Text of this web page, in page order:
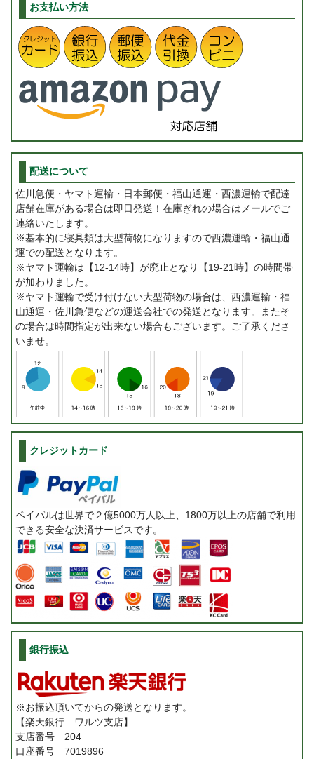
お支払い方法
配送について
佐川急便・ヤマト運輸・日本郵便・福山通運・西濃運輸で配達
店舗在庫がある場合は即日発送！在庫ぎれの場合はメールでご
連絡いたします。
※基本的に寝具類は大型荷物になりますので西濃運輸・福山通
運での配送となります。
※ヤマト運輸は【12-14時】が廃止となり【19-21時】の時間帯
が加わりました。
※ヤマト運輸で受け付けない大型荷物の場合は、西濃運輸・福
山通運・佐川急便などの運送会社での発送となります。またそ
の場合は時間指定が出来ない場合もございます。ご了承くださ
いませ。
クレジットカード
ペイパルは世界で２億5000万人以上、1800万以上の店舗で利用
できる安全な決済サービスです。
銀行振込
※お振込頂いてからの発送となります。
【楽天銀行 ワルツ支店】
支店番号 204
口座番号 7019896